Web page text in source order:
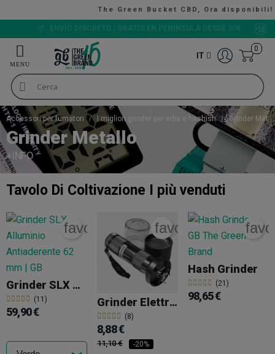
The Green Bucket CBD, Ora disponibili!
VALUTAZIONE 9/10
IT
0
Accessori per fumatori I migliori grinder per erba e hashish Grinder
Grinder Metallo
+INFO
Tavolo Di Coltivazione I più venduti
Grinder SLX Alluminio Antiaderente 62 Mm
(11)
favorite_border
59,90 €
Grinder Elettrico
(8)
favorite_border
8,88 €
11,10 € -20%
Hash Grinder
(21)
98,65 €